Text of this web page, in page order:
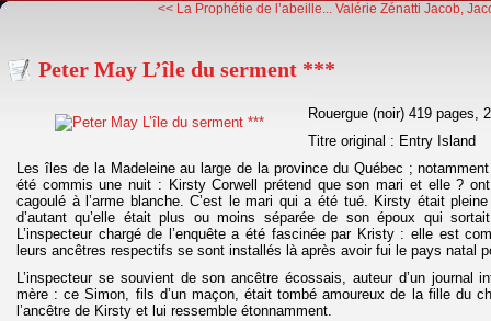
<< La Prophétie de l’abeille... Valérie Zénatti Jacob,
Peter May L’île du serment ***
Rouergue (noir) 419 pages,
Titre original : Entry Island
Les îles de la Madeleine au large de la province du Québec ;
été commis une nuit : Kirsty Corwell prétend que son mari et elle ?
cagoulé à l’arme blanche. C’est le mari qui a été tué. Kirsty était
d’autant qu’elle était plus ou moins séparée de son époux qui
L’inspecteur chargé de l’enquête a été fascinée par Kristy : elle est
leurs ancêtres respectifs se sont installés là après avoir fui le pays natal
L’inspecteur se souvient de son ancêtre écossais, auteur d’un journal
mère : ce Simon, fils d’un maçon, était tombé amoureux de la fille du
l’ancêtre de Kirsty et lui ressemble étonnamment.